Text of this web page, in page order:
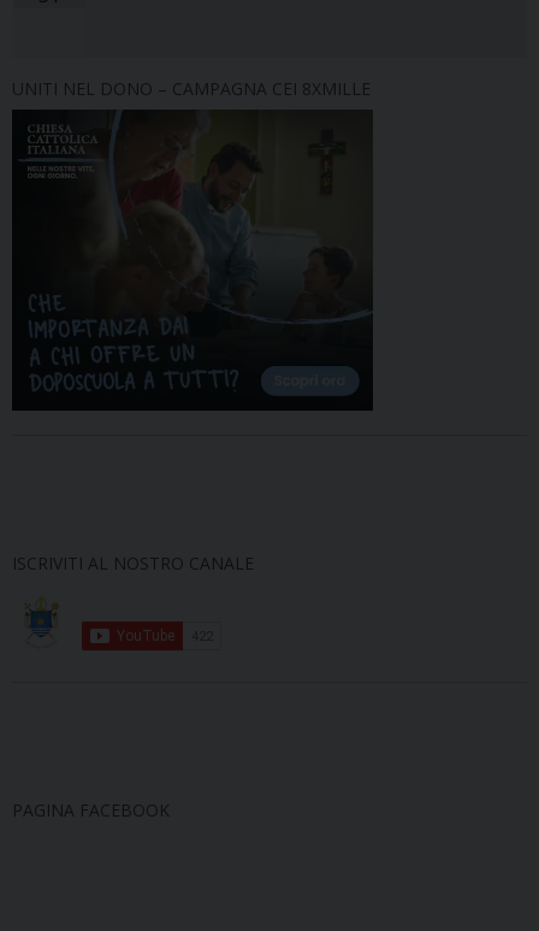
UNITI NEL DONO – CAMPAGNA CEI 8XMILLE
ISCRIVITI AL NOSTRO CANALE
PAGINA FACEBOOK